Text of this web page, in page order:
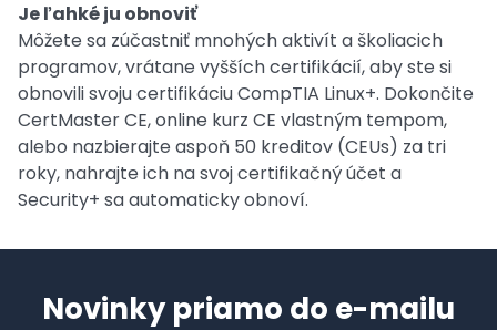
Je ľahké ju obnoviť
Môžete sa zúčastniť mnohých aktivít a školiacich
programov, vrátane vyšších certifikácií, aby ste si
obnovili svoju certifikáciu CompTIA Linux+. Dokončite
CertMaster CE, online kurz CE vlastným tempom,
alebo nazbierajte aspoň 50 kreditov (CEUs) za tri
roky, nahrajte ich na svoj certifikačný účet a
Security+ sa automaticky obnoví.
Novinky priamo do e-mailu